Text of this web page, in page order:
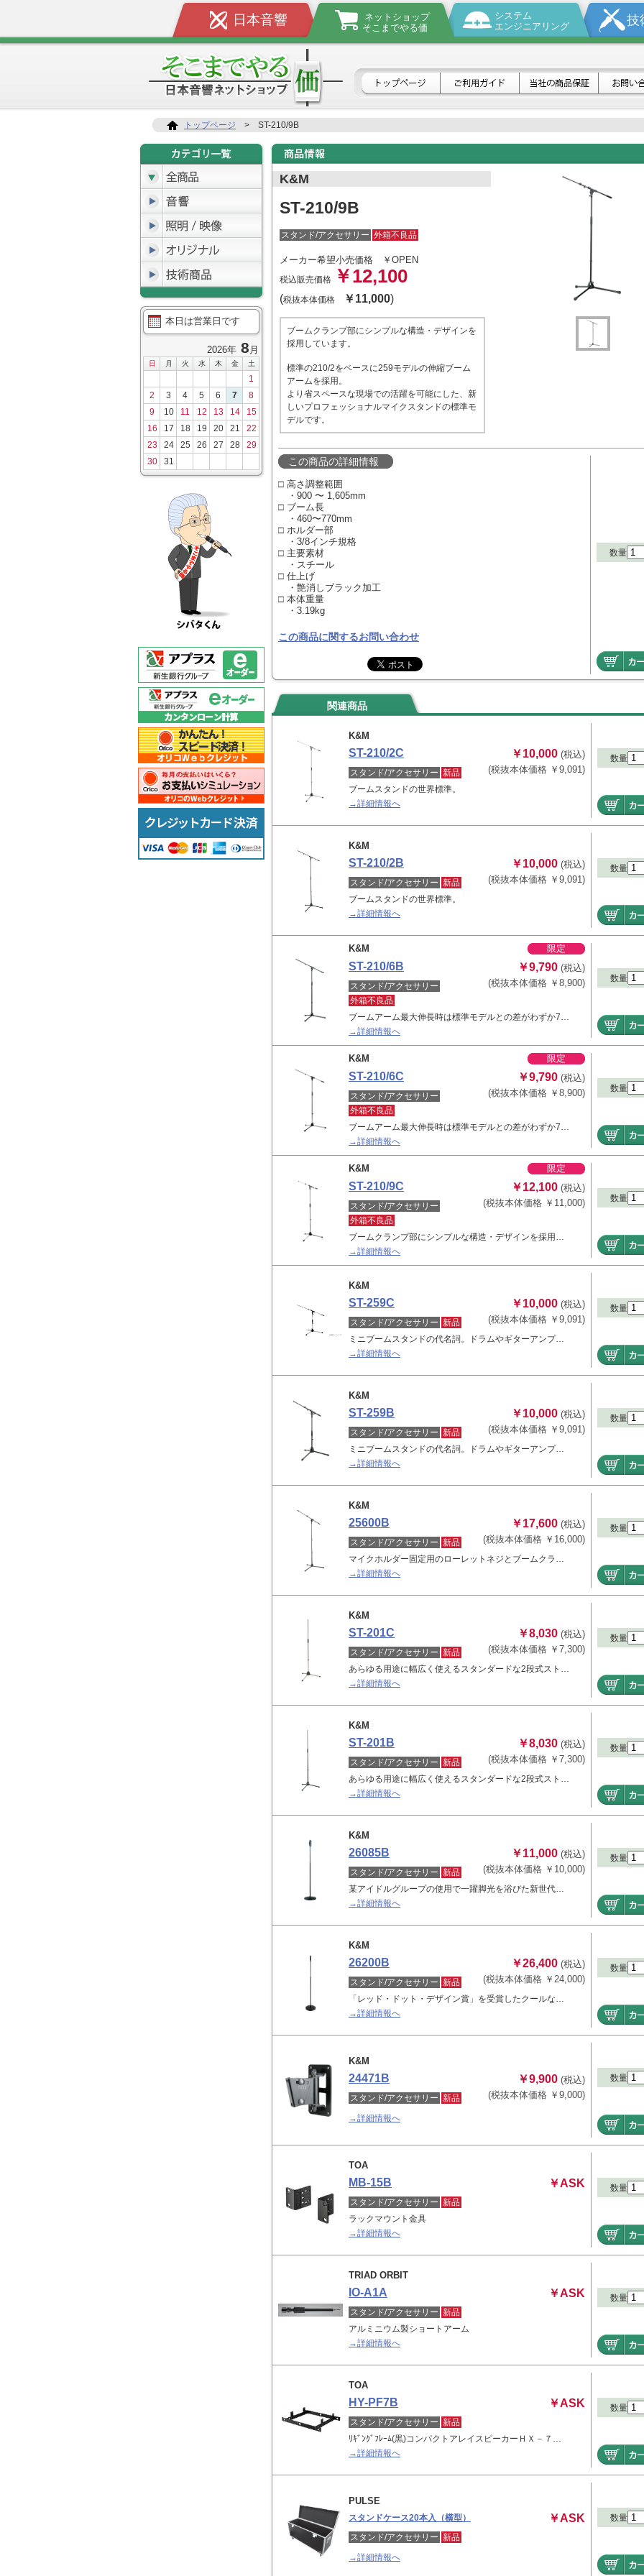
日本音響
ネットショップ
そこまでやる価
システム
エンジニアリング
技
トップページ > ST-210/9B
本日は営業日です
2026年 8 月
日 月 火 水 木 金 土
1
2
3 4 5 6 7
8
9
10 11 12 13 14
15
16
17 18 19 20 21
22
23
24 25 26 27 28
29
30
31
K&M
ST-210/9B
スタンド/アクセサリー 外箱不良品
メーカー希望小売価格 ￥OPEN
税込販売価格 ￥12,100
(税抜本体価格 ￥11,000)
ブームクランプ部にシンプルな構造・デザインを
採用しています。
標準の210/2をベースに259モデルの伸縮ブーム
アームを採用。
より省スペースな現場での活躍を可能にした、新
しいプロフェッショナルマイクスタンドの標準モ
デルです。
この商品の詳細情報
□ 高さ調整範囲
・900 〜 1,605mm
□ ブーム長
・460〜770mm
□ ホルダー部
・3/8インチ規格
□ 主要素材
・スチール
□ 仕上げ
・艶消しブラック加工
□ 本体重量
・3.19kg
この商品に関するお問い合わせ
数量
関連商品
K&M
ST-210/2C ￥10,000 (税込)
(税抜本体価格 ￥9,091)
スタンド/アクセサリー 新品
ブームスタンドの世界標準。
→詳細情報へ
数量
K&M
ST-210/2B ￥10,000 (税込)
(税抜本体価格 ￥9,091)
スタンド/アクセサリー 新品
ブームスタンドの世界標準。
→詳細情報へ
数量
K&M 限定
ST-210/6B ￥9,790 (税込)
(税抜本体価格 ￥8,900)
スタンド/アクセサリー
外箱不良品
ブームアーム最大伸長時は標準モデルとの差がわずか7…
→詳細情報へ
数量
K&M 限定
ST-210/6C ￥9,790 (税込)
(税抜本体価格 ￥8,900)
スタンド/アクセサリー
外箱不良品
ブームアーム最大伸長時は標準モデルとの差がわずか7…
→詳細情報へ
数量
K&M 限定
ST-210/9C ￥12,100 (税込)
(税抜本体価格 ￥11,000)
スタンド/アクセサリー
外箱不良品
ブームクランプ部にシンプルな構造・デザインを採用…
→詳細情報へ
数量
K&M
ST-259C ￥10,000 (税込)
(税抜本体価格 ￥9,091)
スタンド/アクセサリー 新品
ミニブームスタンドの代名詞。ドラムやギターアンプ…
→詳細情報へ
数量
K&M
ST-259B ￥10,000 (税込)
(税抜本体価格 ￥9,091)
スタンド/アクセサリー 新品
ミニブームスタンドの代名詞。ドラムやギターアンプ…
→詳細情報へ
数量
K&M
25600B ￥17,600 (税込)
(税抜本体価格 ￥16,000)
スタンド/アクセサリー 新品
マイクホルダー固定用のローレットネジとブームクラ…
→詳細情報へ
数量
K&M
ST-201C ￥8,030 (税込)
(税抜本体価格 ￥7,300)
スタンド/アクセサリー 新品
あらゆる用途に幅広く使えるスタンダードな2段式スト…
→詳細情報へ
数量
K&M
ST-201B ￥8,030 (税込)
(税抜本体価格 ￥7,300)
スタンド/アクセサリー 新品
あらゆる用途に幅広く使えるスタンダードな2段式スト…
→詳細情報へ
数量
K&M
26085B ￥11,000 (税込)
(税抜本体価格 ￥10,000)
スタンド/アクセサリー 新品
某アイドルグループの使用で一躍脚光を浴びた新世代…
→詳細情報へ
数量
K&M
26200B ￥26,400 (税込)
(税抜本体価格 ￥24,000)
スタンド/アクセサリー 新品
「レッド・ドット・デザイン賞」を受賞したクールな…
→詳細情報へ
数量
K&M
24471B ￥9,900 (税込)
(税抜本体価格 ￥9,000)
スタンド/アクセサリー 新品
→詳細情報へ
数量
TOA
MB-15B ￥ASK
スタンド/アクセサリー 新品
ラックマウント金具
→詳細情報へ
数量
TRIAD ORBIT
IO-A1A ￥ASK
スタンド/アクセサリー 新品
アルミニウム製ショートアーム
→詳細情報へ
数量
TOA
HY-PF7B ￥ASK
スタンド/アクセサリー 新品
ﾘｷﾞﾝｸﾞﾌﾚｰﾑ(黒)コンパクトアレイスピーカーＨＸ－７…
→詳細情報へ
数量
PULSE
スタンドケース20本入（横型） ￥ASK
スタンド/アクセサリー 新品
→詳細情報へ
数量